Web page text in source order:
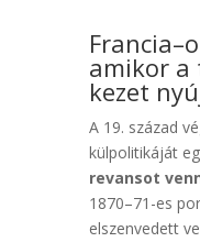
amikor
kezet
A 19. század
külpolitikáját
revansot
1870–71-es
elszenvedett